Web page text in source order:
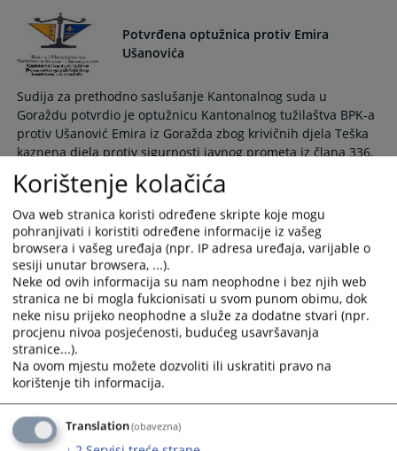
Potvrđena optužnica protiv Emira
Ušanovića
Sudija za prethodno saslušanje Kantonalnog suda u
Goraždu potvrdio je optužnicu Kantonalnog tužilaštva BPK-a
protiv Ušanović Emira iz Goražda zbog krivičnih djela Teška
kaznena djela protiv sigurnosti javnog prometa iz člana 336.
stav 2. KZ F BiH, u vezi krivičnim djelom Ugrožavanje javnog
prometa zbog omamljenosti iz člana 333. stav 1. KZ F BiH, te
pod i krivičnog djela Neukazivanje pomoći osobi ozlijeđenoj
u prometnoj nezgodi iz člana 337. stav 1. KZ F BiH, u vezi sa
članom 54. KZ F BiH
13.02.2025.
Potvrđena optužnica zbog krivičnog djela
Neovlašćeno optičko snimanje
Sudija za prethodno saslušanje Općinskog suda u Goraždu
potvrdio je optužnicu Kantonalnog tužilaštva BPK-a protiv
A.Č iz Goražda zbog krivičnog djela Neovlašćeno optičko
snimanje iz člana 189. stav 1. KZ F BiH, u vezi sa članom 54.
Korištenje kolačića
Ova web stranica koristi određene skripte koje mogu
pohranjivati i koristiti određene informacije iz vašeg
browsera i vašeg uređaja (npr. IP adresa uređaja, varijable o
sesiji unutar browsera, ...).
Neke od ovih informacija su nam neophodne i bez njih web
stranica ne bi mogla fukcionisati u svom punom obimu, dok
neke nisu prijeko neophodne a služe za dodatne stvari (npr.
procjenu nivoa posjećenosti, budućeg usavršavanja
stranice...).
Na ovom mjestu možete dozvoliti ili uskratiti pravo na
korištenje tih informacija.
Translation(obavezna)